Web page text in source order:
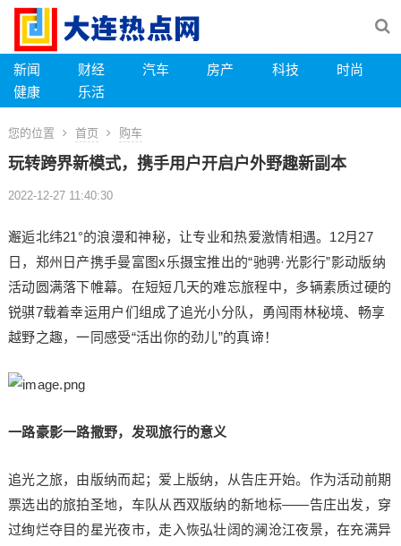
新闻 财经 汽车 房产 科技
时尚
健康
乐活
您的位置 首页 购车
玩转跨界新模式，携手用户开启户外野趣新副本
2022-12-27 11:40:30
邂逅北纬21°的浪漫和神秘，让专业和热爱激情相遇。12月27
日，郑州日产携手曼富图x乐摄宝推出的“驰骋·光影行”影动版纳
活动圆满落下帷幕。在短短几天的难忘旅程中，多辆素质过硬的
锐骐7载着幸运用户们组成了追光小分队，勇闯雨林秘境、畅享
越野之趣，一同感受“活出你的劲儿”的真谛！
一路豪影一路撒野，发现旅行的意义
追光之旅，由版纳而起；爱上版纳，从告庄开始。作为活动前期
票选出的旅拍圣地，车队从西双版纳的新地标——告庄出发，穿
过绚烂夺目的星光夜市，走入恢弘壮阔的澜沧江夜景，在充满异